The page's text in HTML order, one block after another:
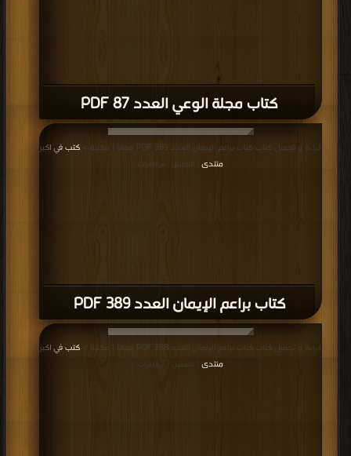
كتاب مجلة الوعي العدد 87 PDF
كتاب براعم الإيمان العدد 389 PDF
قراءة و تحميل كتاب كتاب براعم الإيمان العدد 389 PDF مجانا | مكتبة >
كتب في اكبر
منتدى
| التحميل : مرة/مرات
قراءة و تحميل كتاب كتاب براعم الإيمان العدد 388 PDF مجانا | مكتبة >
كتب في اكبر
منتدى
| التحميل : مرة/مرات